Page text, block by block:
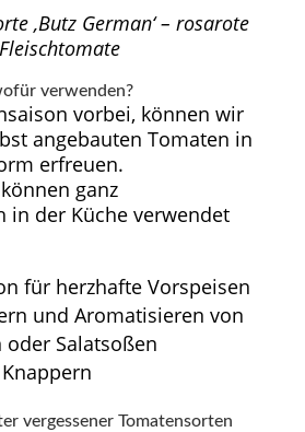
‚Butz German‘ – rosarote
Fleischtomate
verwenden?
vorbei, können wir
angebauten Tomaten in
erfreuen.
ganz
in der Küche verwendet
für herzhafte Vorspeisen
und Aromatisieren von
Salatsoßen
vergessener Tomatensorten